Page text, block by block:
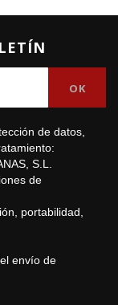
de datos,
S.L.
de
portabilidad,
envío de